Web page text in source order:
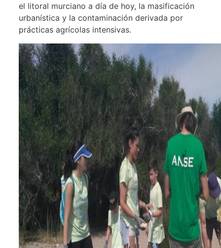
el litoral murciano a día de hoy, la masificación
urbanística y la contaminación derivada por
prácticas agrícolas intensivas.